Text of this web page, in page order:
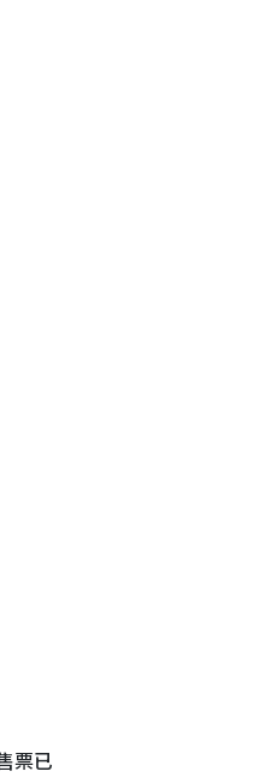
票已